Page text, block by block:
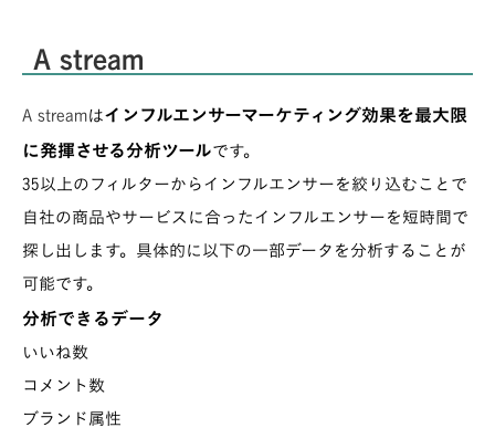
A stream
A streamはインフルエンサーマーケティング効果を最大限
に発揮させる分析ツールです。
35以上のフィルターからインフルエンサーを絞り込むことで
自社の商品やサービスに合ったインフルエンサーを短時間で
探し出します。具体的に以下の一部データを分析することが
可能です。
分析できるデータ
いいね数
コメント数
ブランド属性